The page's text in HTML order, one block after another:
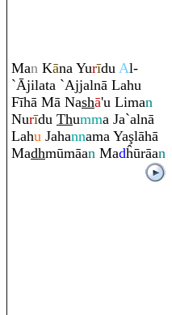
Man Kāna Yurīdu Al-
`Ājilata `Ajjalnā Lahu
Fīhā Mā Nashā'u Liman
Nurīdu Thumma Ja`alnā
Lahu Jahannama Yaşlāhā
Madhmūmāan Madĥūrāan